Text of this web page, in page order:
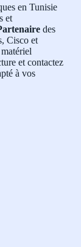
en Tunisie
et
des
Cisco et
et contactez
à vos